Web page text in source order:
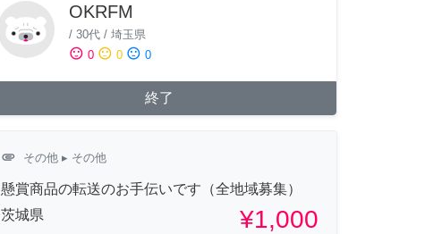
OKRFM
/ 30代/ 埼玉県
sentiment_satisfied 0 sentiment_neutral 0 sentiment_dissatisfied 0
終了
attachment その他▸ その他
懸賞商品の転送のお手伝いです（全地域募集）
茨城県
¥1,000